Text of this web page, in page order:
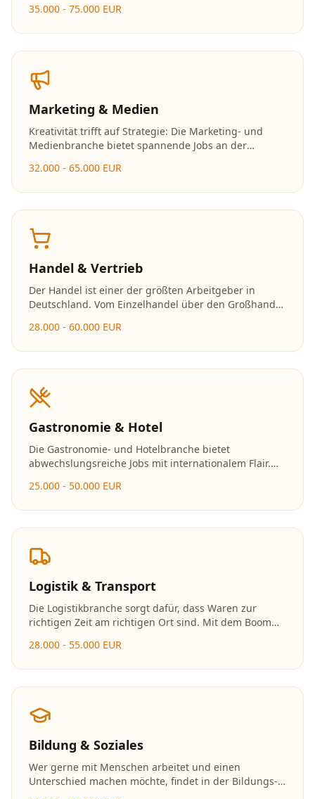
Unternehmensberatungen gibt es vielfältige
35.000 - 75.000 EUR
Marketing & Medien
Kreativität trifft auf Strategie: Die Marketing- und
Medienbranche bietet spannende Jobs an der
Technologie. Social Media, Content Creation und
32.000 - 65.000 EUR
Handel & Vertrieb
Der Handel ist einer der größten Arbeitgeber in
Deutschland. Vom Einzelhandel über den Großhandel
Karrieremöglichkeiten mit schnellen
28.000 - 60.000 EUR
Gastronomie & Hotel
Die Gastronomie- und Hotelbranche bietet
abwechslungsreiche Jobs mit internationalem Flair.
Hotelmanagement – hier zählen Leidenschaft und
25.000 - 50.000 EUR
Logistik & Transport
Die Logistikbranche sorgt dafür, dass Waren zur
richtigen Zeit am richtigen Ort sind. Mit dem Boom
Logistikfachkräften stetig. Die Branche bietet
28.000 - 55.000 EUR
Bildung & Soziales
Wer gerne mit Menschen arbeitet und einen
Unterschied machen möchte, findet in der Bildungs-